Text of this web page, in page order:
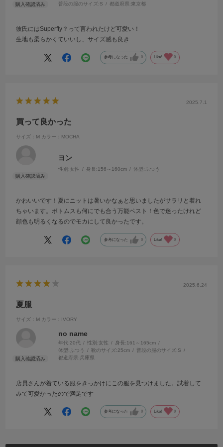
普段の服のサイズ:S 都道府県:東京都
彼氏にはSuperfly？って言われたけど可愛い！
生地も柔らかくていいし、サイズ感も良き
参考になった 0 Like! 0
2025.7.1
買って良かった
サイズ：M カラー：MOCHA
ヨン
性別:女性 身長:156～160cm 体型: ふつう
かわいいです！夏にニットは暑いかなぁと思いましたがサラリと着れ
ちゃいます。ボトムスも何にでも合う万能ペスト！色で迷ったけれど
顔色も明るくなるのでモカにして良かったです。
参考になった 0 Like! 0
2025.6.24
夏服
サイズ：M カラー：IVORY
no name
年代:20代 性別:女性 身長:161～165cm
体型: ふつう 靴のサイズ:25cm 普段の服のサイズ:S
都道府県: 兵庫県
店員さんが着ている服をきっかけにこの服を見つけました。試着して
みて可愛かったので満足です
参考になった 0 Like! 0